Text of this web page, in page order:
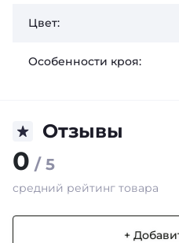
Цвет:
Особенности кроя:
Отзывы
0 / 5
средний рейтинг товара
+